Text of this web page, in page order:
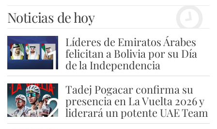
Noticias de hoy
1
Líderes de Emiratos Árabes
felicitan a Bolivia por su Día
de la Independencia
2
Tadej Pogacar confirma su
presencia en La Vuelta 2026 y
liderará un potente UAE Team